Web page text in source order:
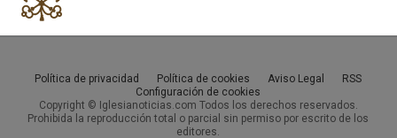
Política de privacidad Política de cookies Aviso Legal
RSS
Configuración de cookies
Copyright © Iglesianoticias.com Todos los derechos reservados.
Prohibida la reproducción total o parcial sin permiso por escrito de los
editores.